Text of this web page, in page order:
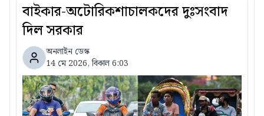
বাইকার-অটোরিকশাচালকদের দুঃসংবাদ
দিল সরকার
অনলাইন ডেস্ক
14 মে 2026, বিকাল 6:03